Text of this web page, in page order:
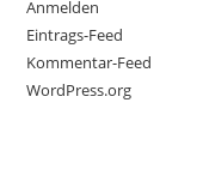
Anmelden
Eintrags-Feed
Kommentar-Feed
WordPress.org